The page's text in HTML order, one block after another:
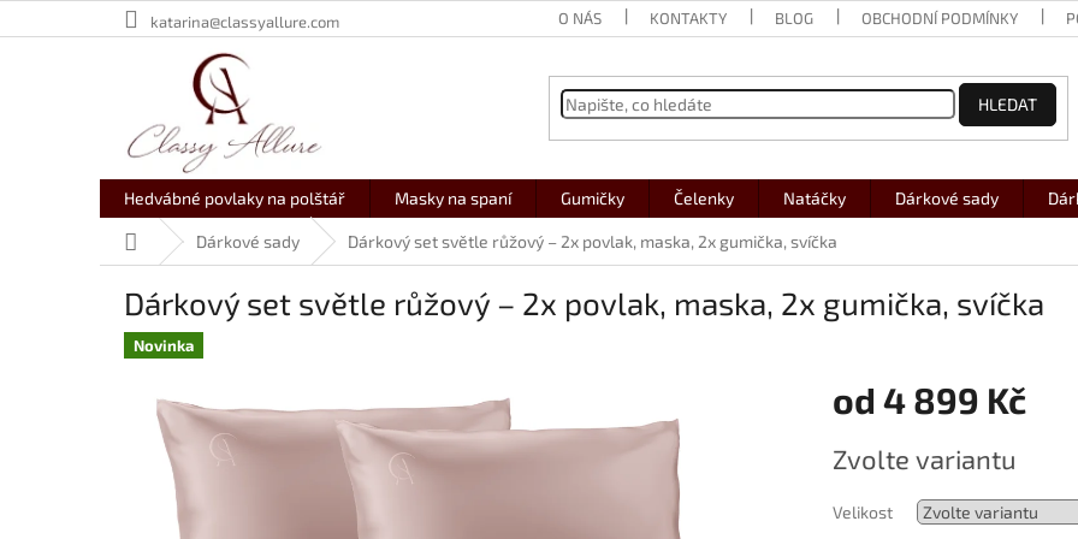
na
katarina@classyallure.com O NÁS KONTAKTY BLOG OBCHODNÍ PODMÍNKY
HLEDAT
Hedvábné povlaky na polštář Masky na spaní Gumičky Čelenky Natáčky Dárkové sady
Domů Dárkové sady Dárkový set světle růžový – 2x povlak, maska, 2x gumička, svíčka
Dárkový set světle růžový – 2x povlak, maska, 2x gumička, svíčka
Novinka
od 4 899 Kč
cena:
Zvolte variantu
Velikost